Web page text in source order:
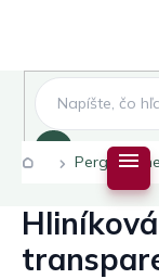
Domov
Pergoly